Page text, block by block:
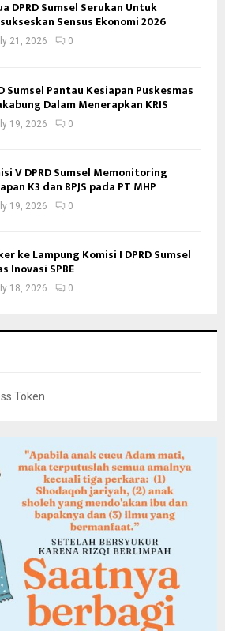
DPRD Sumsel Serukan Untuk
Sensus Ekonomi 2026
21, 2026 0
Sumsel Pantau Kesiapan Puskesmas
Dalam Menerapkan KRIS
19, 2026 0
V DPRD Sumsel Memonitoring
K3 dan BPJS pada PT MHP
19, 2026 0
ke Lampung Komisi I DPRD Sumsel
Inovasi SPBE
18, 2026 0
Token